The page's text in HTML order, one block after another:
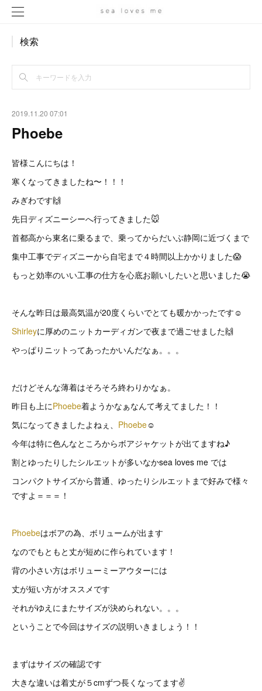
検索
2019.11.20 07:01
Phoebe
皆様こんにちは！
寒くなってきましたね〜！！！
みぎわです🙌
先日ディズニーシーへ行ってきました🐭
首都高から東名に乗るまで、乗ってからだいぶ静岡に近づくまで
集中工事でディズニーから自宅まで４時間以上かかりました😱
もっと効率のいい工事の仕方を心底お願いしたいと思いました😭
そんな昨日は最高気温が20度くらいでとても暖かかったです☺️
Shirleyに厚めのニットカーディガンで夜まで過ごせました🙌
やっぱりニットってあったかいんだなぁ。。。
だけどそんな薄着はそろそろ終わりかなぁ。
昨日も上にPhoebe着ようかなぁなんて考えてました！！
気になってきましたよねぇ、 Phoebe☺️
今年は特に色んなところからボアジャケットが出てますね♪
割とゆったりしたシルエットが多いなかsea loves me では
コンパクトサイズから普通、ゆったりシルエットまで好みで様々
ですよ＝＝＝！
Phoebeはボアの為、ボリュームが出ます
なのでもともと丈が短めに作られています！
背の小さい方はボリューミーアウターには
丈が短い方がオススメです
それがゆえにまたサイズが決められない。。。
ということで今回はサイズの説明いきましょう！！
まずはサイズの確認です
大きな違いは着丈が５cmずつ長くなってます✌️